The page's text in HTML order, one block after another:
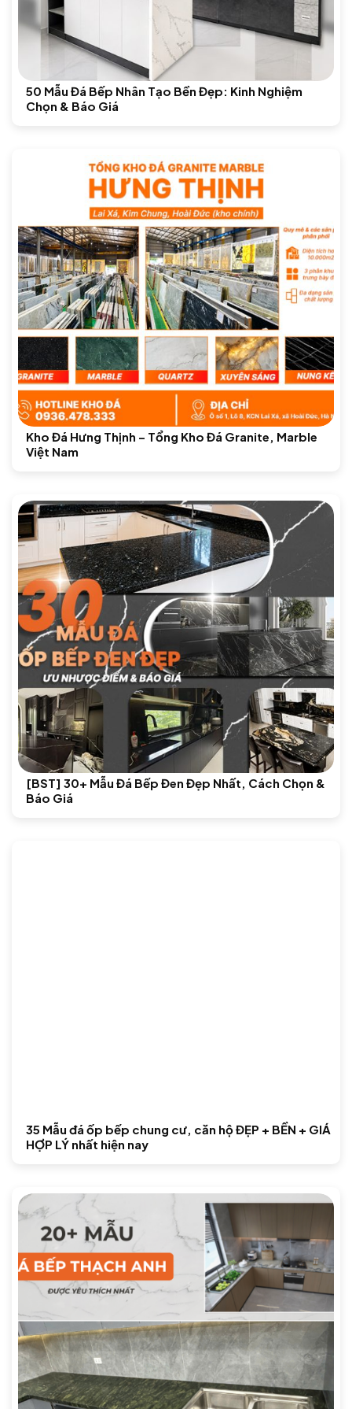
50 Mẫu Đá Bếp Nhân Tạo Bền Đẹp: Kinh Nghiệm
Chọn & Báo Giá
Kho Đá Hưng Thịnh – Tổng Kho Đá Granite, Marble
Việt Nam
[BST] 30+ Mẫu Đá Bếp Đen Đẹp Nhất, Cách Chọn &
Báo Giá
35 Mẫu đá ốp bếp chung cư, căn hộ ĐẸP + BỀN + GIÁ
HỢP LÝ nhất hiện nay